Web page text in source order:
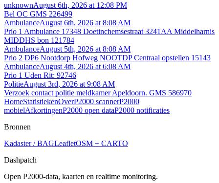
unknownAugust 6th, 2026 at 12:08 PM
Bel OC GMS 226499
AmbulanceAugust 6th, 2026 at 8:08 AM
Prio 1 Ambulance 17348 Doetinchemsestraat 3241AA Middelharnis
MIDDHS bon 121784
AmbulanceAugust 5th, 2026 at 8:08 AM
Prio 2 DP6 Nootdorp Hofweg NOOTDP Centraal opstellen 15143
AmbulanceAugust 4th, 2026 at 6:08 AM
Prio 1 Uden Rit: 92746
PolitieAugust 3rd, 2026 at 9:08 AM
Verzoek contact politie meldkamer Apeldoorn. GMS 586970
HomeStatistiekenOverP2000 scannerP2000
mobielAfkortingenP2000 open dataP2000 notificaties
Bronnen
Kadaster / BAGLeafletOSM + CARTO
Dashpatch
Open P2000-data, kaarten en realtime monitoring.